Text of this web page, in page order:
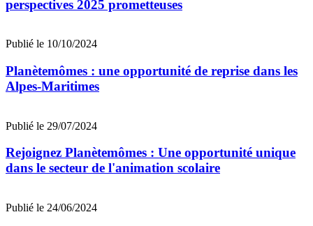
perspectives 2025 prometteuses
Publié le 10/10/2024
Planètemômes : une opportunité de reprise dans les
Alpes-Maritimes
Publié le 29/07/2024
Rejoignez Planètemômes : Une opportunité unique
dans le secteur de l'animation scolaire
Publié le 24/06/2024